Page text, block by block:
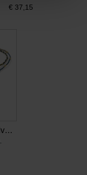
€ 37,15
Van Gogh Ketting Adventurous Irises, door A Beautiful Story